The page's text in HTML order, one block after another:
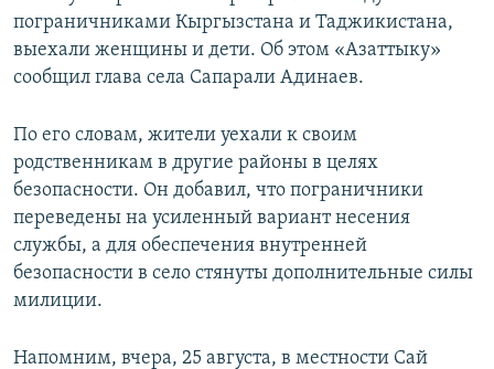
поискуЎЗБЕКЧА
ТОҶИКӢ
TÜRKMENÇE
Все сайты РСЕ/РС
пограничниками Кыргызстана и Таджикистана,
выехали женщины и дети. Об этом «Азаттыку»
сообщил глава села Сапарали Адинаев.
По его словам, жители уехали к своим
родственникам в другие районы в целях
безопасности. Он добавил, что пограничники
переведены на усиленный вариант несения
службы, а для обеспечения внутренней
безопасности в село стянуты дополнительные силы
милиции.
Напомним, вчера, 25 августа, в местности Сай